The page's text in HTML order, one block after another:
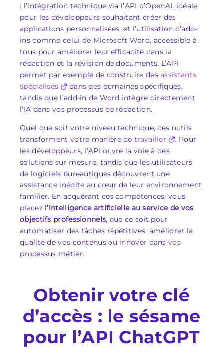
: l’intégration technique via l’API d’OpenAI, idéale
pour les développeurs souhaitant créer des
applications personnalisées, et l’utilisation d’add-
ins comme celui de Microsoft Word, accessible à
tous pour améliorer leur efficacité dans la
rédaction et la révision de documents. L’API
permet par exemple de construire desassistants
spécialisés
dans des domaines spécifiques,
tandis que l’add-in de Word intègre directement
l’IA dans vos processus de rédaction.
Quel que soit votre niveau technique, ces outils
transforment votre manière detravailler
. Pour
les développeurs, l’API ouvre la voie à des
solutions sur mesure, tandis que les utilisateurs
de logiciels bureautiques découvrent une
assistance inédite au cœur de leur environnement
familier. En acquérant ces compétences, vous
placez l’intelligence artificielle au service de vos
objectifs professionnels, que ce soit pour
automatiser des tâches répétitives, améliorer la
qualité de vos contenus ou innover dans vos
processus métier.
Obtenir votre clé
d’accès : le sésame
pour l’API ChatGPT